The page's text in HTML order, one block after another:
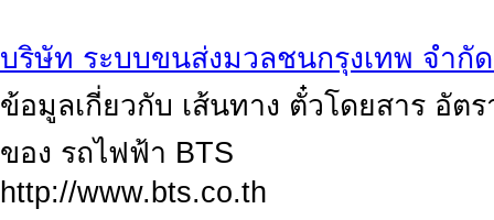
บริษัท ระบบขนส่งมวลชนกรุงเทพ จำกั
ข้อมูลเกี่ยวกับ เส้นทาง ตั๋วโดยสาร อัต
ของ รถไฟฟ้า BTS
http://www.bts.co.th